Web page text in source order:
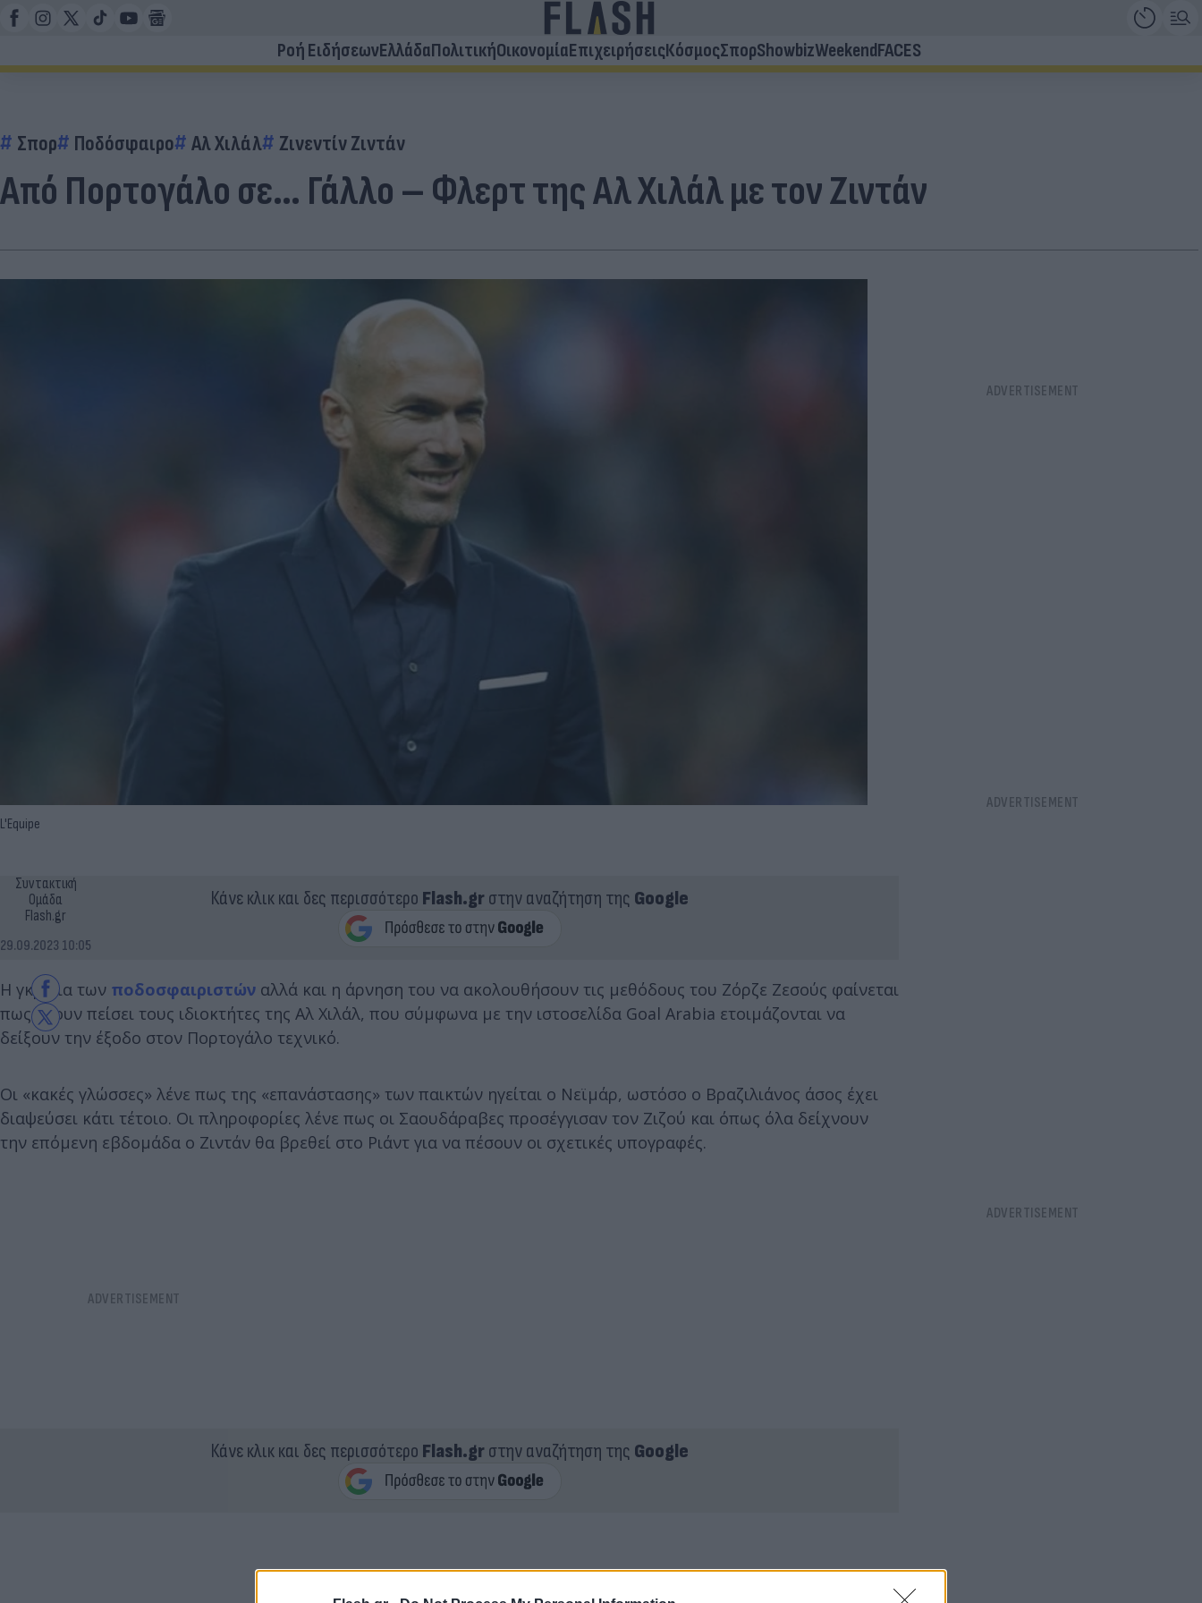
Ροή ΕιδήσεωνΕλλάδαΠολιτικήΟικονομίαΕπιχειρήσειςΚόσμοςΣπορShowbizWeekendFACES
Σπορ Ποδόσφαιρο Αλ Χιλάλ Ζινεντίν Ζιντάν
Από Πορτογάλο σε… Γάλλο – Φλερτ της Αλ Χιλάλ με τον Ζιντάν
L'Equipe
Συντακτική
Ομάδα
Flash.gr
29.09.2023 10:05
Κάνε κλικ και δες περισσότερο Flash.grστην αναζήτηση της Google
Η γκρίνια των ποδοσφαιριστών αλλά και η άρνηση του να ακολουθήσουν τις μεθόδους του Ζόρζε Ζεσούς φαίνεται
πως έχουν πείσει τους ιδιοκτήτες της Αλ Χιλάλ, που σύμφωνα με την ιστοσελίδα Goal Arabia ετοιμάζονται να
δείξουν την έξοδο στον Πορτογάλο τεχνικό.
Οι «κακές γλώσσες» λένε πως της «επανάστασης» των παικτών ηγείται ο Νεϊμάρ, ωστόσο ο Βραζιλιάνος άσος έχει
διαψεύσει κάτι τέτοιο. Οι πληροφορίες λένε πως οι Σαουδάραβες προσέγγισαν τον Ζιζού και όπως όλα δείχνουν
την επόμενη εβδομάδα ο Ζιντάν θα βρεθεί στο Ριάντ για να πέσουν οι σχετικές υπογραφές.
Κάνε κλικ και δες περισσότερο Flash.grστην αναζήτηση της Google